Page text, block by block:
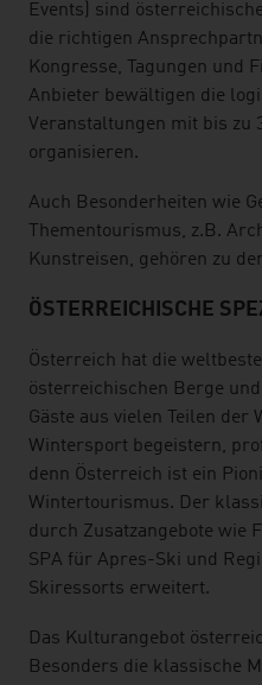
Events) sind
die richtigen
Kongresse, Tagungen und
Anbieter bewältigen die
Veranstaltungen mit bis zu
organisieren.
Auch Besonderheiten wie
Thementourismus, z.B.
Kunstreisen, gehören zu
ÖSTERREICHISCHE
Österreich hat die
österreichischen Berge
Gäste aus vielen Teilen der
Wintersport begeistern,
denn Österreich ist ein
Wintertourismus. Der
durch Zusatzangebote wie
SPA für Apres-Ski und
Skiressorts erweitert.
Das Kulturangebot
Besonders die klassische